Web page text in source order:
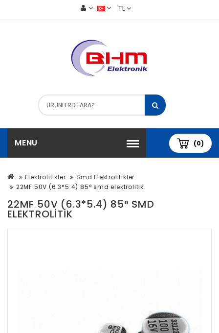
TL
(0)
MENU
Elektrolitikler
Smd Elektrolitikler
22MF 50V (6.3*5.4) 85° smd elektrolitik
22MF 50V (6.3*5.4) 85° SMD
ELEKTROLITIK